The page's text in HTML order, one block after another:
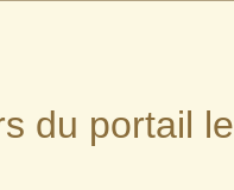
du portail